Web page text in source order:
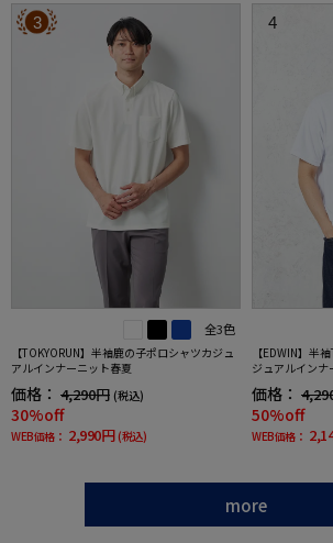
3
全3色
【TOKYORUN】半袖鹿の子ポロシャツカジュ
アルインナーニット春夏
価格： 4,290円 (税込)
30%off
WEB価格： 2,990円 (税込)
4
【EDWIN】半
ジュアルインナ
価格：
50%off
WEB価格：
more